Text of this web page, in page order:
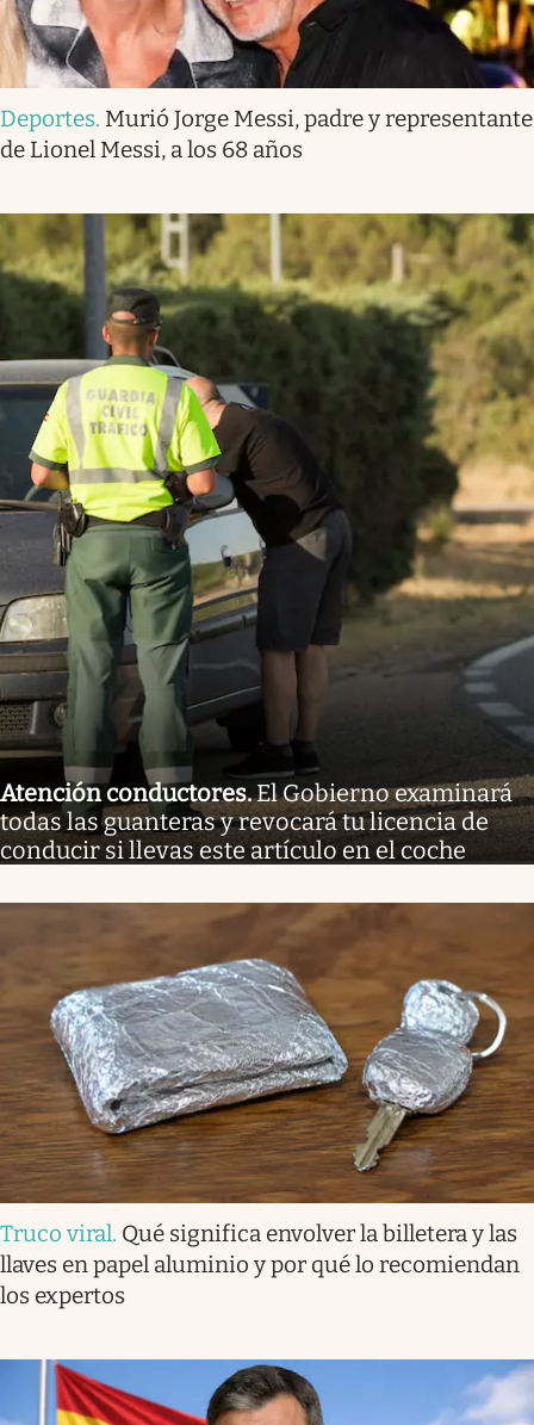
Deportes. Murió Jorge Messi, padre y representante
de Lionel Messi, a los 68 años
Atención conductores.El Gobierno examinará
todas las guanteras y revocará tu licencia de
conducir si llevas este artículo en el coche
Truco viral. Qué significa envolver la billetera y las
llaves en papel aluminio y por qué lo recomiendan
los expertos